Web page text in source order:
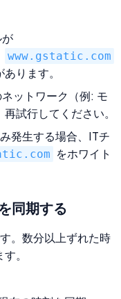
www.gstatic.com
ります。
ットワーク（例: モ
試行してください。
発生する場合、ITチ
をホワイト
同期する
。数分以上ずれた時
。